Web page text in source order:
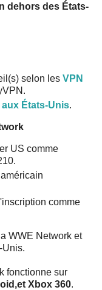
dehors des États-
selon les VPN
aux États-Unis.
US comme
comme
WWE Network et
Unis.
fonctionne sur
Xbox 360.